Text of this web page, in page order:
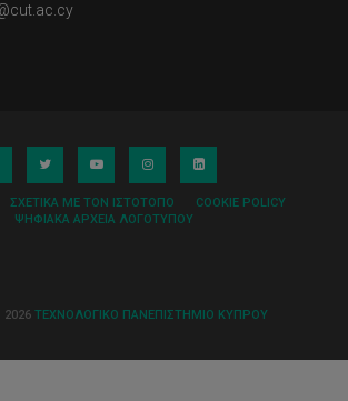
ΣΧΕΤΙΚΆ ΜΕ ΤΟΝ ΙΣΤΌΤΟΠΟ
COOKIE POLICY
ΨΗΦΙΑΚΆ ΑΡΧΕΊΑ ΛΟΓΌΤΥΠΟΥ
ΤΕΧΝΟΛΟΓΙΚΟ ΠΑΝΕΠΙΣΤΗΜΙΟ ΚΥΠΡΟΥ